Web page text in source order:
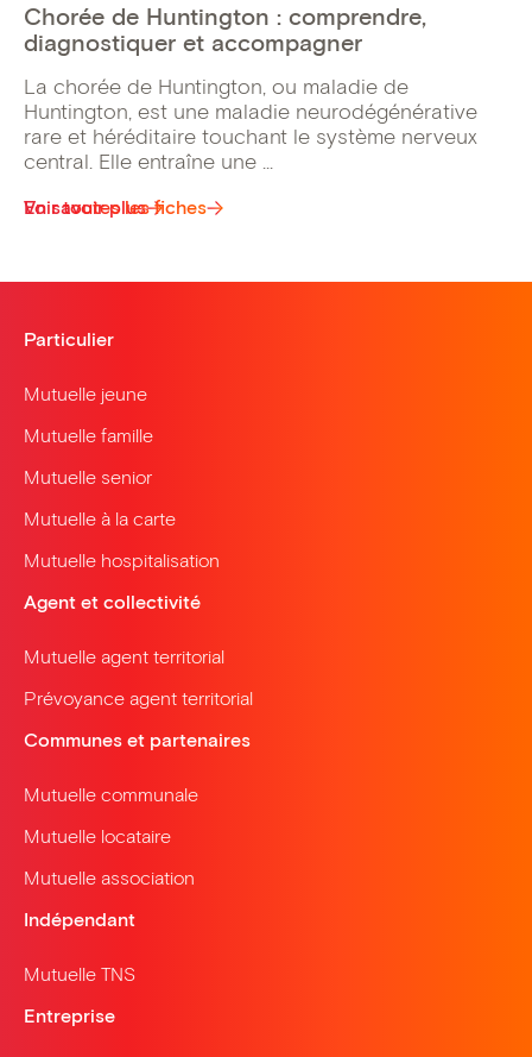
Voir toutes les fiches
Chorée de Huntington : comprendre,
diagnostiquer et accompagner
La chorée de Huntington, ou maladie de
Huntington, est une maladie neurodégénérative
rare et héréditaire touchant le système nerveux
central. Elle entraîne une ...
En savoir plus
Particulier
Mutuelle jeune
Mutuelle famille
Mutuelle senior
Mutuelle à la carte
Mutuelle hospitalisation
Agent et collectivité
Mutuelle agent territorial
Prévoyance agent territorial
Communes et partenaires
Mutuelle communale
Mutuelle locataire
Mutuelle association
Indépendant
Mutuelle TNS
Entreprise